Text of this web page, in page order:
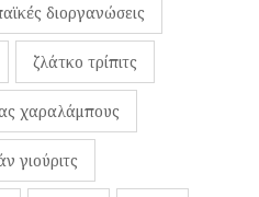
διοργανώσεις
ζλάτκο τρίπιτς
χαραλάμπους
γιούριτς